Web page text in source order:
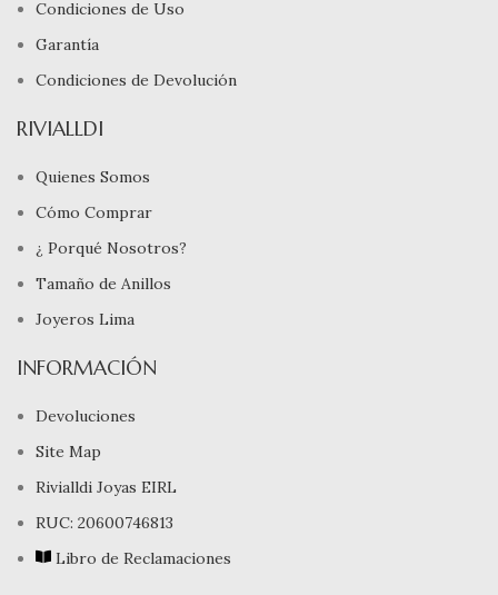
Condiciones de Uso
Garantía
Condiciones de Devolución
RIVIALLDI
Quienes Somos
Cómo Comprar
¿ Porqué Nosotros?
Tamaño de Anillos
Joyeros Lima
INFORMACIÓN
Devoluciones
Site Map
Rivialldi Joyas EIRL
RUC: 20600746813
Libro de Reclamaciones